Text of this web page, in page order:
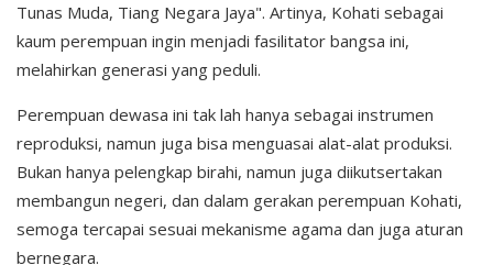
Tunas Muda, Tiang Negara Jaya". Artinya, Kohati sebagai
kaum perempuan ingin menjadi fasilitator bangsa ini,
melahirkan generasi yang peduli.
Perempuan dewasa ini tak lah hanya sebagai instrumen
reproduksi, namun juga bisa menguasai alat-alat produksi.
Bukan hanya pelengkap birahi, namun juga diikutsertakan
membangun negeri, dan dalam gerakan perempuan Kohati,
semoga tercapai sesuai mekanisme agama dan juga aturan
bernegara.